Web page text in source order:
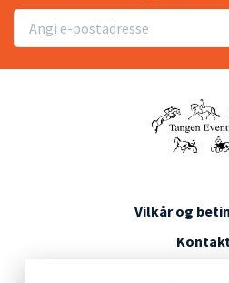
Vilkår og
Kontakt